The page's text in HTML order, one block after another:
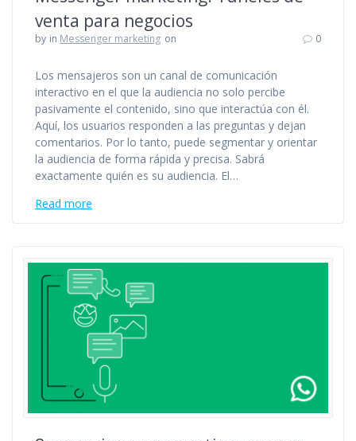
venta para negocios
by in Messenger marketing on 0
Los mensajeros son un canal de comunicación
interactivo en el que la audiencia no solo percibe
pasivamente el contenido, sino que interactúa con él.
Aquí, los usuarios responden a las preguntas y dejan
comentarios. Por lo tanto, puede segmentar y orientar
la audiencia de forma rápida y precisa. Sabrá
exactamente quién es su audiencia. El…
Read more